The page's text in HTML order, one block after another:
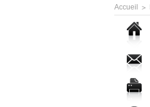
Accueil >